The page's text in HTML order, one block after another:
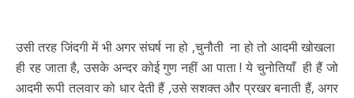
उसी तरह जिंदगी में भी अगर संघर्ष ना हो ,चुनौती ना हो तो आदमी खोखला
ही रह जाता है, उसके अन्दर कोई गुण नहीं आ पाता ! ये चुनोतियाँ ही हैं जो
आदमी रूपी तलवार को धार देती हैं ,उसे सशक्त और प्रखर बनाती हैं, अगर